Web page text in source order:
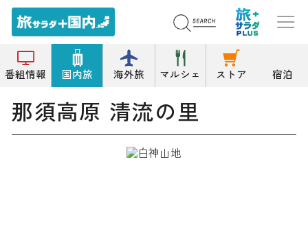
番組情報 国内旅 海外旅 マルシェ ストア 宿泊
トップ そば/うどん 那須高原 清流の里
那須高原 清流の里